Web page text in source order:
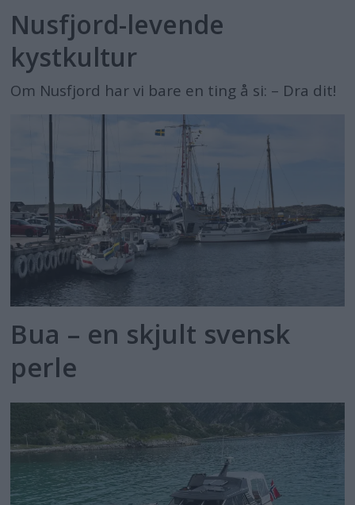
Nusfjord-levende
kystkultur
Om Nusfjord har vi bare en ting å si: – Dra dit!
Bua – en skjult svensk
perle